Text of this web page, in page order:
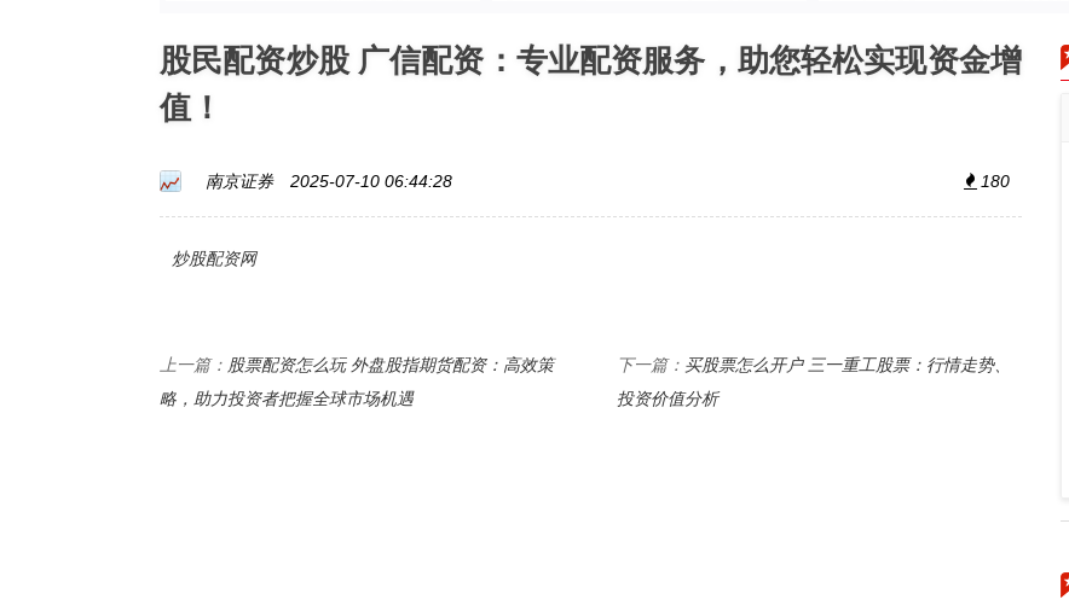
股民配资炒股 广信配资：专业配资服务，助您轻松实现资金增
值！
南京证券 2025-07-10 06:44:28 180
炒股配资网
上一篇： 股票配资怎么玩 外盘股指期货配资：高效策
略，助力投资者把握全球市场机遇
下一篇： 买股票怎么开户 三一重工股票：行情走势、
投资价值分析